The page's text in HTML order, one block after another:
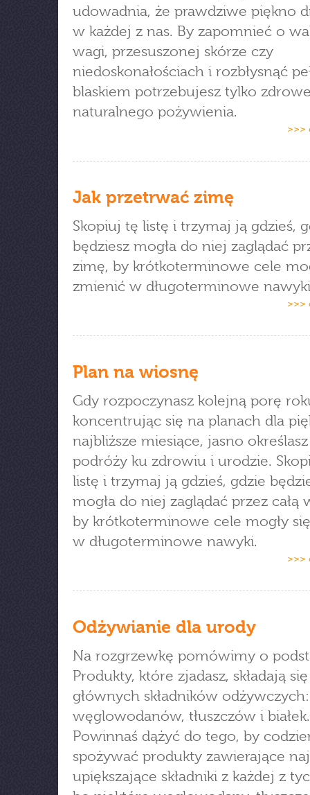
udowadnia, że prawdziwe piękno
w każdej z nas. By zapomnieć o
wagi, przesuszonej skórze czy
niedoskonałościach i rozbłysnąć
blaskiem potrzebujesz tylko
naturalnego pożywienia.
>>>
Jak przetrwać zimę
Skopiuj tę listę i trzymaj ją gdzieś,
będziesz mogła do niej zaglądać
zimę, by krótkoterminowe cele
zmienić w długoterminowe
>>>
Plan na wiosnę
Gdy rozpoczynasz kolejną porę
koncentrując się na planach dla
najbliższe miesiące, jasno
podróży ku zdrowiu i urodzie.
listę i trzymaj ją gdzieś, gdzie
mogła do niej zaglądać przez całą
by krótkoterminowe cele mogły
w długoterminowe nawyki.
>>>
Odżywianie dla urody
Na rozgrzewkę pomówimy o
Produkty, które zjadasz, składają
głównych składników odżywczych:
węglowodanów, tłuszczów i białek.
Powinnaś dążyć do tego, by
spożywać produkty zawierające
upiększające składniki z każdej z